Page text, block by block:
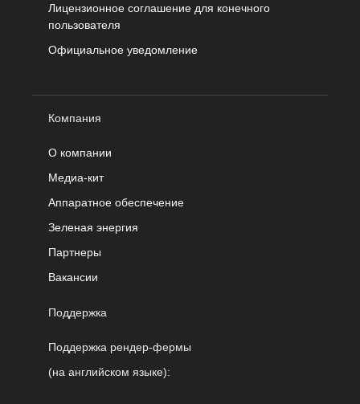
Лицензионное соглашение для конечного
пользователя
Официальное уведомление
Компания
О компании
Медиа-кит
Аппаратное обеспечение
Зеленая энергия
Партнеры
Вакансии
Поддержка
Поддержка рендер-фермы
(на английском языке):